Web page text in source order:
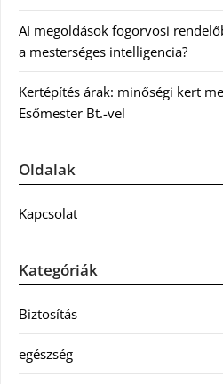
AI megoldások fogorvosi
a mesterséges intelligencia?
Kertépítés árak: minőségi kert
Esőmester Bt.-vel
Oldalak
Kapcsolat
Kategóriák
Biztosítás
egészség